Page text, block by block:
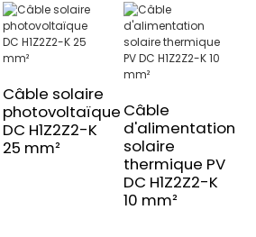
Câble solaire
photovoltaïque
DC H1Z2Z2-K
25 mm²
Câble
d'alimentation
solaire
thermique PV
DC H1Z2Z2-K
10 mm²